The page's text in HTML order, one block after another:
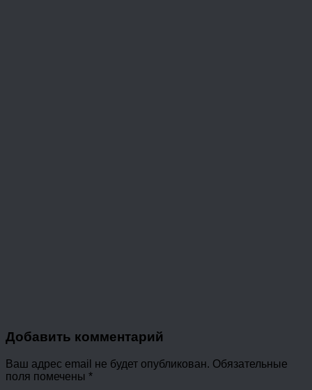
Добавить комментарий
Ваш адрес email не будет опубликован. Обязательные
поля помечены *